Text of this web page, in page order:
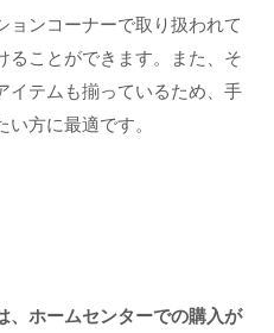
ョンコーナーで取り扱われて
ることができます。また、そ
イテムも揃っているため、手
方に最適です。
、ホームセンターでの購入が